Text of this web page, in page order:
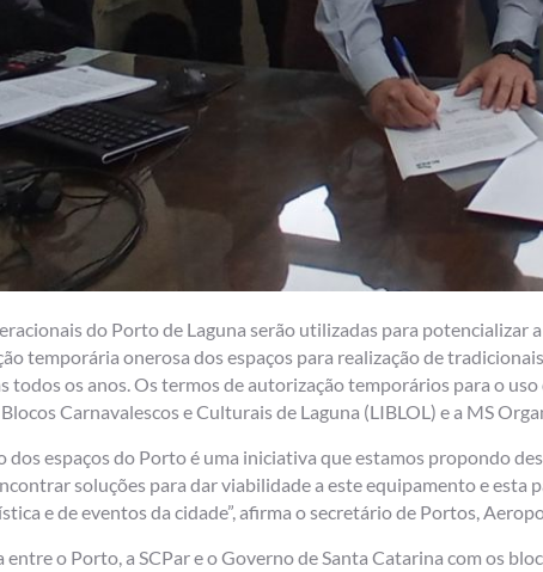
do Porto de Laguna serão utilizadas para potencializar
temporária onerosa dos espaços para realização de
todos os anos. Os termos de autorização temporários para o
Carnavalescos e Culturais de Laguna (LIBLOL) e a MS
dos espaços do Porto é uma iniciativa que estamos propondo
soluções para dar viabilidade a este equipamento e esta
e de eventos da cidade”, afirma o secretário de Portos,
entre o Porto, a SCPar e o Governo de Santa Catarina com os